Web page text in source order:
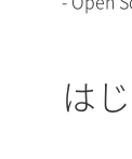
は